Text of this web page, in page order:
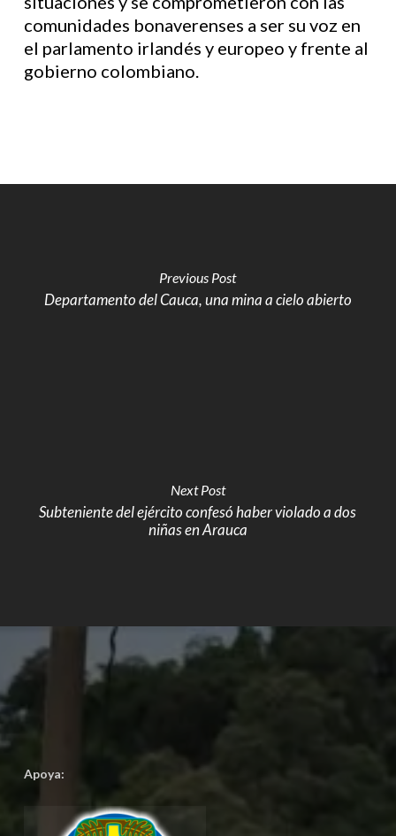
comunidades bonaverenses a ser su voz en
el parlamento irlandés y europeo y frente al
gobierno colombiano.
Previous Post
Departamento del Cauca, una mina a cielo abierto
Next Post
Subteniente del ejército confesó haber violado a dos
niñas en Arauca
Apoya: